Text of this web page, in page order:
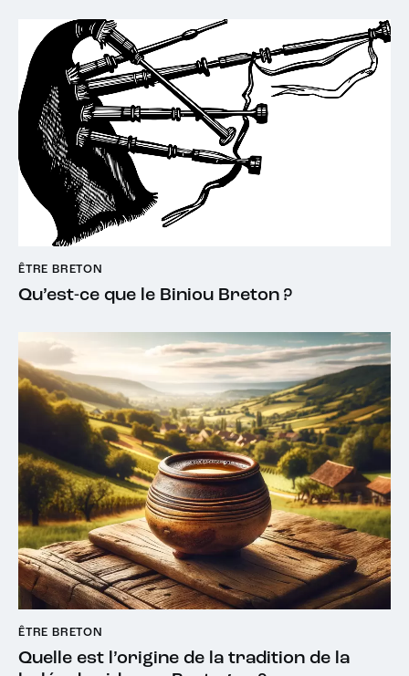
ÊTRE BRETON
Qu’est-ce que le Biniou Breton ?
ÊTRE BRETON
Quelle est l’origine de la tradition de la